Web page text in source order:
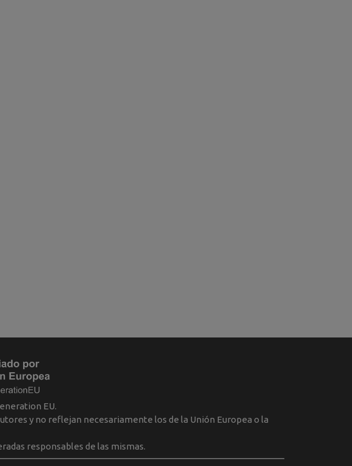
EU.
y no reflejan necesariamente los de la Unión Europea o la
responsables de las mismas.